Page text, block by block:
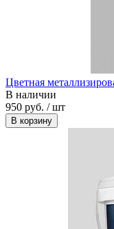
Цветная
В наличии
950 руб. / шт
В корзину